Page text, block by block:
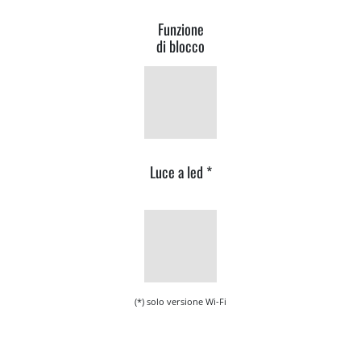
Funzione
di blocco
Luce a led *
(*) solo versione Wi-Fi